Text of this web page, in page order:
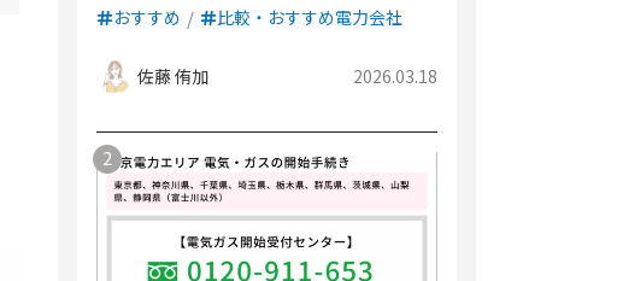
おすすめ 比較・おすすめ電力会社
佐藤 侑加 2026.03.18